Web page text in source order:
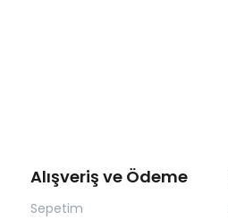
Alışveriş ve Ödeme
Sepetim